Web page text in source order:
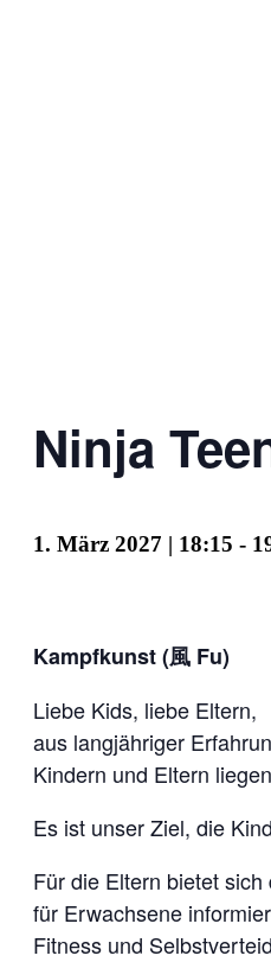
Ninja
1. März 2027 | 18:15 -
Kampfkunst (風 Fu)
Liebe Kids, liebe Eltern,
aus langjähriger
Kindern und Eltern
Es ist unser Ziel, die
Für die Eltern bietet
für Erwachsene
Fitness und